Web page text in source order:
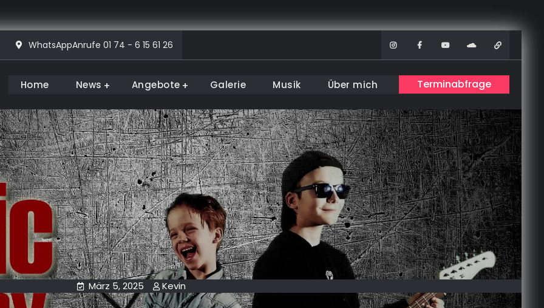
WhatsAppAnrufe 01 74 - 6 15 61 26 InstagramFacebook
YoutubeSoundcloud
Home News Angebote Galerie Musik Über mich Terminabfrage
März 5, 2025 Kevin